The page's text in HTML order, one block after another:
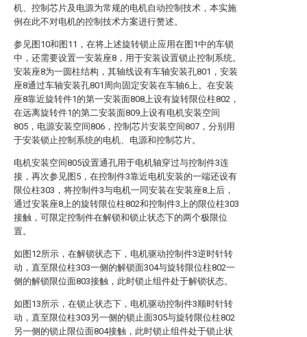
机、控制芯片及电源为常规的电机自动控制技术，本实施
例在此不对电机的控制技术方案进行赘述。
参见图10和图11，在将上述旋转锁止应用在图1中的车锁
中，还需要设置一安装座8，用于安装设置锁止控制系统。
安装座8为一圆柱结构，其轴线设有车轴安装孔801，安装
座8通过车轴安装孔801周向固定安装在车轴6上。在安装
座8靠近旋转件1的第一安装面808上设有旋转限位柱802，
在远离旋转件1的第二安装面809上设有电机安装空间
805，电源安装空间806，控制芯片安装空间807，分别用
于安装锁止控制系统的电机、电源和控制芯片。
电机安装空间805设置通孔用于电机轴穿过与控制件3连
接，再次参见图5，在控制件3靠近电机安装的一端还设有
限位柱303，将控制件3与电机一同安装在安装座8上后，
通过安装座8上的旋转限位柱802和控制件3上的限位柱303
接触，可限定控制件在解锁和锁止状态下的两个极限位
置。
如图12所示，在解锁状态下，电机驱动控制件3逆时针转
动，直至限位柱303一侧的解锁面304与旋转限位柱802一
侧的解锁限位面803接触，此时锁止组件处于解锁状态。
如图13所示，在锁止状态下，电机驱动控制件3顺时针转
动，直至限位柱303另一侧的锁止面305与旋转限位柱802
另一侧的锁止限位面804接触，此时锁止组件处于锁止状